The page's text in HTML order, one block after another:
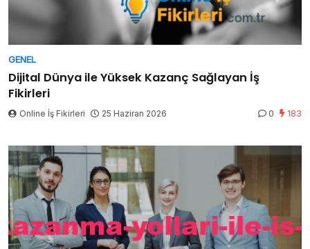
GENEL
Dijital Dünya ile Yüksek Kazanç Sağlayan İş
Fikirleri
Online İş Fikirleri 25 Haziran 2026 0 183